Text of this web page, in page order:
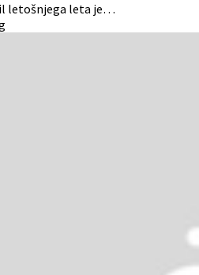
letošnjega leta je…